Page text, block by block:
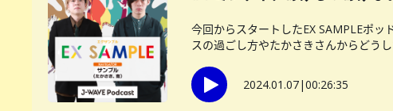
今回からスタートしたEX SAMPLEポ
スの過ごし方やたかさきさんからどうし
2024.01.07|00:26:35